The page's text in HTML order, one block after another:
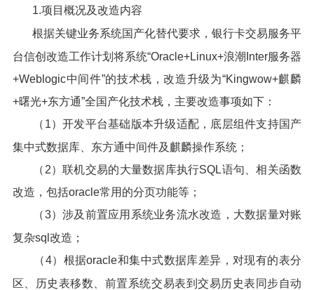
1.项目概况及改造内容
根据关键业务系统国产化替代要求，银行卡交易服务平
台信创改造工作计划将系统“Oracle+Linux+浪潮Inter服务器
+Weblogic中间件”的技术栈，改造升级为“Kingwow+麒麟
+曙光+东方通”全国产化技术栈，主要改造事项如下：
（1）开发平台基础版本升级适配，底层组件支持国产
集中式数据库、东方通中间件及麒麟操作系统；
（2）联机交易的大量数据库执行SQL语句、相关函数
改造，包括oracle常用的分页功能等；
（3）涉及前置应用系统业务流水改造，大数据量对账
复杂sql改造；
（4）根据oracle和集中式数据库差异，对现有的表分
区、历史表移数、前置系统交易表到交易历史表同步自动